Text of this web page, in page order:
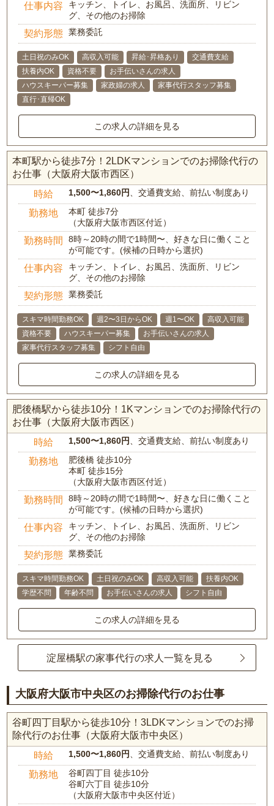
仕事内容
キッチン、トイレ、お風呂、洗面所、リビン
グ、その他のお掃除
契約形態 業務委託
土日祝のみOK 高収入可能 昇給･昇格あり
交通費支給
扶養内OK
資格不要
お手伝いさんの求人
ハウスキーパー募集
家政婦の求人
家事代行スタッフ募集
直行･直帰OK
この求人の詳細を見る
本町駅から徒歩7分！2LDKマンションでのお掃除代行の
お仕事（大阪府大阪市西区）
時給 1,500〜1,860円、交通費支給、前払い制度あり
勤務地
本町 徒歩7分
（大阪府大阪市西区付近）
勤務時間
8時～20時の間で1時間〜、好きな日に働くこと
が可能です。(候補の日時から選択)
仕事内容
キッチン、トイレ、お風呂、洗面所、リビン
グ、その他のお掃除
契約形態 業務委託
スキマ時間勤務OK 週2〜3日からOK 週1〜OK
高収入可能
資格不要
ハウスキーパー募集
お手伝いさんの求人
家事代行スタッフ募集
シフト自由
この求人の詳細を見る
肥後橋駅から徒歩10分！1Kマンションでのお掃除代行の
お仕事（大阪府大阪市西区）
時給 1,500〜1,860円、交通費支給、前払い制度あり
勤務地
肥後橋 徒歩10分
本町 徒歩15分
（大阪府大阪市西区付近）
勤務時間
8時～20時の間で1時間〜、好きな日に働くこと
が可能です。(候補の日時から選択)
仕事内容
キッチン、トイレ、お風呂、洗面所、リビン
グ、その他のお掃除
契約形態 業務委託
スキマ時間勤務OK 土日祝のみOK 高収入可能
扶養内OK
学歴不問
年齢不問 お手伝いさんの求人 シフト自由
この求人の詳細を見る
淀屋橋駅の家事代行の求人一覧を見る
大阪府大阪市中央区のお掃除代行のお仕事
谷町四丁目駅から徒歩10分！3LDKマンションでのお掃
除代行のお仕事（大阪府大阪市中央区）
時給 1,500〜1,860円 、交通費支給、前払い制度あり
勤務地
谷町四丁目 徒歩10分
谷町六丁目 徒歩10分
（大阪府大阪市中央区付近）